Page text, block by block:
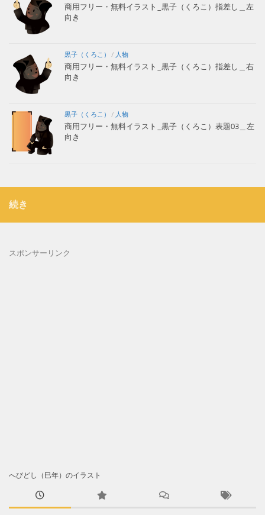
商用フリー・無料イラスト_黒子（くろこ）指差し＿左
向き
黒子（くろこ） / 人物
商用フリー・無料イラスト_黒子（くろこ）指差し＿右
向き
黒子（くろこ） / 人物
商用フリー・無料イラスト_黒子（くろこ）表題03＿左
向き
続き
スポンサーリンク
へびどし（巳年）のイラスト